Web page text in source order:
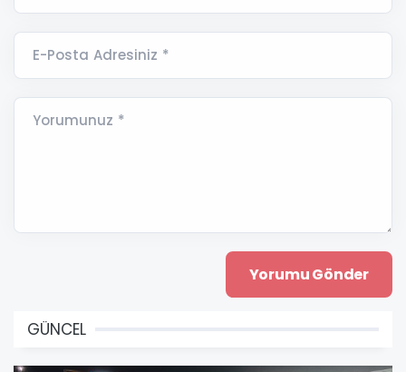
E-Posta Adresiniz *
Yorumunuz *
GÜNCEL